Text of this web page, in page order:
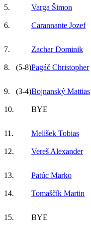
5.
Varga Šimon
6.
Carannante Jozef
7.
Zachar Dominik
8.
(5-8)Pagáč Christopher
9. (3-4)Bojnanský Mattias
10.
BYE
11.
Melišek Tobias
12.
Vereš Alexander
13.
Patúc Marko
14.
Tomaščík Martin
15.
BYE